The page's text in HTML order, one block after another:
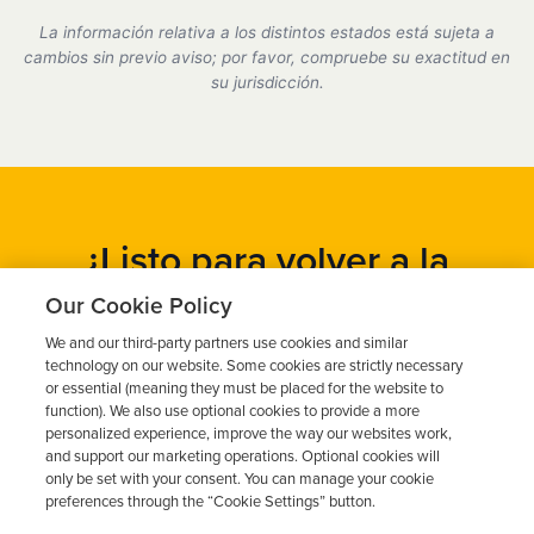
de encendido certificado por el estado de Arizona y
cumplimos plenamente con todos los requisitos del
La información relativa a los distintos estados está sujeta a
cambios sin previo aviso; por favor, compruebe su exactitud en
su jurisdicción.
¿Listo para volver a la
carretera?
Obtén un presupuesto gratuito en cuestión de minutos y
programa tu instalación hoy mismo.
Solicita un presupuesto gratuito
Our Cookie Policy
We and our third-party partners use cookies and similar
technology on our website. Some cookies are strictly necessary
or essential (meaning they must be placed for the website to
function). We also use optional cookies to provide a more
personalized experience, improve the way our websites work,
and support our marketing operations. Optional cookies will
only be set with your consent. You can manage your cookie
preferences through the “Cookie Settings” button.